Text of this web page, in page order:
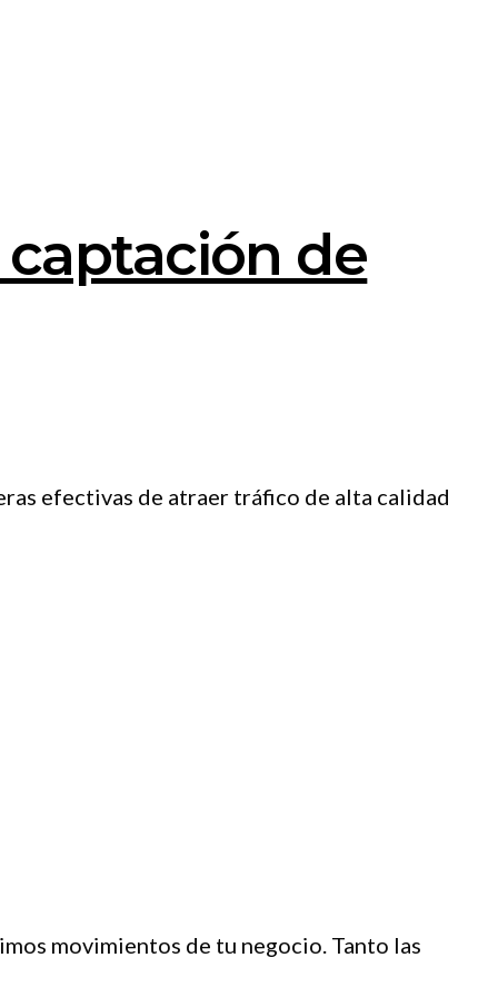
de
efectivas de atraer tráfico de alta calidad
movimientos de tu negocio. Tanto las